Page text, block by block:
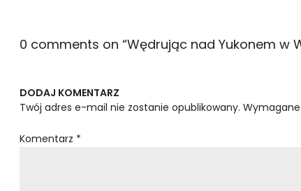
0 comments on “Wędrując nad Yukonem w
DODAJ KOMENTARZ
Twój adres e-mail nie zostanie opublikowany.
Komentarz *